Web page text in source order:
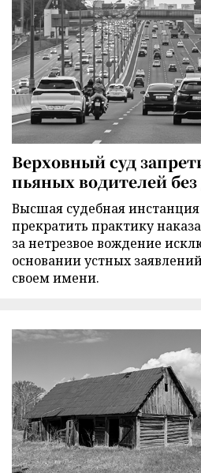
Верховный суд
пьяных водителей
Высшая судебная
прекратить практику
за нетрезвое вождение
основании устных
своем имени.